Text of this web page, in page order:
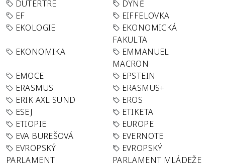
DUTERTRE
DÝNĚ
EF
EIFFELOVKA
EKOLOGIE
EKONOMICKÁ
FAKULTA
EKONOMIKA
EMMANUEL
MACRON
EMOCE
EPSTEIN
ERASMUS
ERASMUS+
ERIK AXL SUND
EROS
ESEJ
ETIKETA
ETIOPIE
EUROPE
EVA BUREŠOVÁ
EVERNOTE
EVROPSKÝ
PARLAMENT
EVROPSKÝ
PARLAMENT MLÁDEŽE